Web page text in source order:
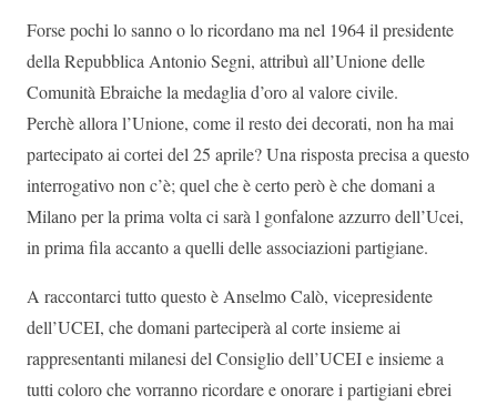
Forse pochi lo sanno o lo ricordano ma nel 1964 il presidente
della Repubblica Antonio Segni, attribuì all’Unione delle
Comunità Ebraiche la medaglia d’oro al valore civile.
Perchè allora l’Unione, come il resto dei decorati, non ha mai
partecipato ai cortei del 25 aprile? Una risposta precisa a questo
interrogativo non c’è; quel che è certo però è che domani a
Milano per la prima volta ci sarà l gonfalone azzurro dell’Ucei,
in prima fila accanto a quelli delle associazioni partigiane.
A raccontarci tutto questo è Anselmo Calò, vicepresidente
dell’UCEI, che domani parteciperà al corte insieme ai
rappresentanti milanesi del Consiglio dell’UCEI e insieme a
tutti coloro che vorranno ricordare e onorare i partigiani ebrei